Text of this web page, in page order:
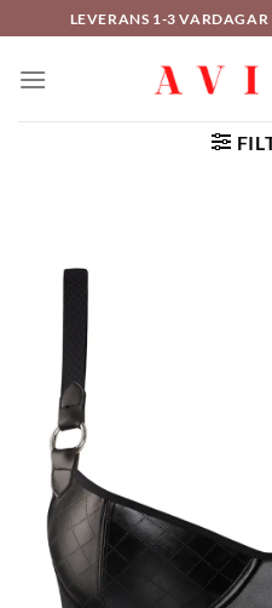
till
innehåll
LEVERANS 1-3